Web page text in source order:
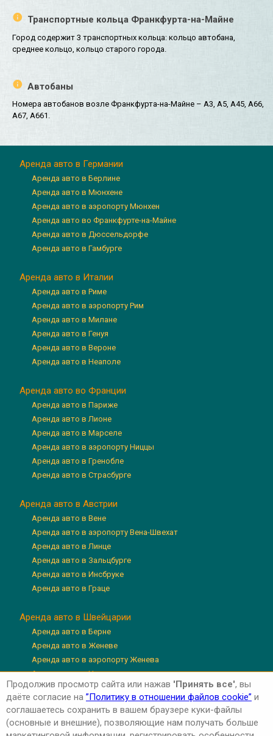
Транспортные кольца Франкфурта-на-Майне
Город содержит 3 транспортных кольца: кольцо автобана,
среднее кольцо, кольцо старого города.
Автобаны
Номера автобанов возле Франкфурта-на-Майне – A3, A5, A45, A66,
A67, A661.
Аренда авто в Германии
Аренда авто в Берлине
Аренда авто в Мюнхене
Аренда авто в аэропорту Мюнхен
Аренда авто во Франкфурте-на-Майне
Аренда авто в Дюссельдорфе
Аренда авто в Гамбурге
Аренда авто в Италии
Аренда авто в Риме
Аренда авто в аэропорту Рим
Аренда авто в Милане
Аренда авто в Генуя
Аренда авто в Вероне
Аренда авто в Неаполе
Аренда авто во Франции
Аренда авто в Париже
Аренда авто в Лионе
Аренда авто в Марселе
Аренда авто в аэропорту Ниццы
Аренда авто в Гренобле
Аренда авто в Страсбурге
Аренда авто в Австрии
Аренда авто в Вене
Аренда авто в аэропорту Вена-Швехат
Аренда авто в Линце
Аренда авто в Зальцбурге
Аренда авто в Инсбруке
Аренда авто в Граце
Аренда авто в Швейцарии
Аренда авто в Берне
Аренда авто в Женеве
Аренда авто в аэропорту Женева
Аренда авто в Цюрихе
Аренда авто в аэропорту Цюрих
Аренда авто в Люцерне
Продолжив просмотр сайта или нажав 'Принять все', вы
даёте согласие на ”Политику в отношении файлов cookie” и
соглашаетесь сохранить в вашем браузере куки-файлы
(основные и внешние), позволяющие нам получать больше